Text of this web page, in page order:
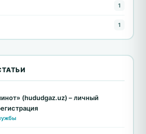
1
1
(hududgaz.uz) – личный